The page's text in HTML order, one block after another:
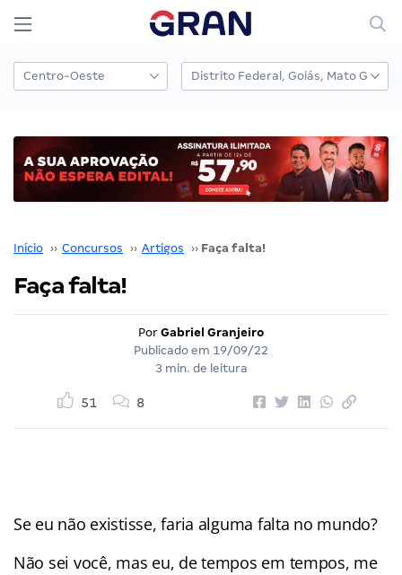
Início ›› Concursos ›› Artigos ›› Faça falta!
Faça falta!
Por Gabriel Granjeiro
Publicado em 19/09/22
3 min. de leitura
51 8
Se eu não existisse, faria alguma falta no mundo?
Não sei você, mas eu, de tempos em tempos, me